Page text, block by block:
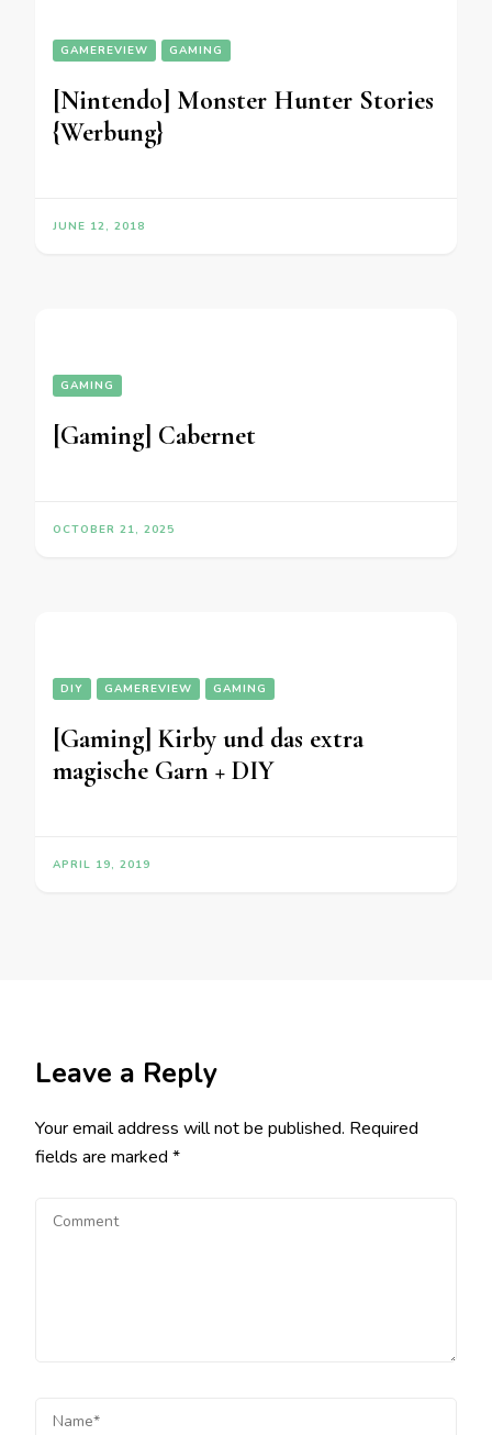
GAMEREVIEW GAMING
[Nintendo] Monster Hunter Stories
{Werbung}
JUNE 12, 2018
GAMING
[Gaming] Cabernet
OCTOBER 21, 2025
DIY GAMEREVIEW GAMING
[Gaming] Kirby und das extra
magische Garn + DIY
APRIL 19, 2019
Leave a Reply
Your email address will not be published. Required
fields are marked *